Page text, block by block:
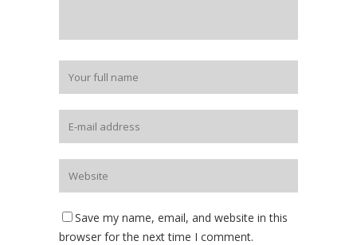
Save my name, email, and website in this
browser for the next time I comment.